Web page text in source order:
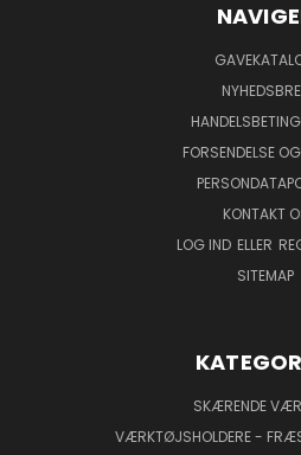
FORSENDELSE
KONTAKT
LOG IND ELLER
SITEMAP
SKÆRENDE
VÆRKTØJSHOLDERE -